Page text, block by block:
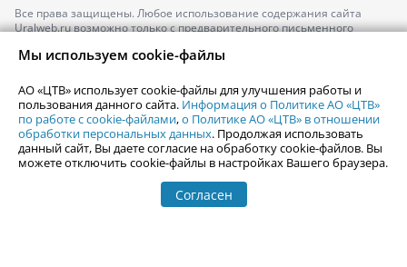
Все права защищены. Любое использование содержания сайта
Uralweb.ru возможно только с предварительного письменного
По вопросам размещения рекламы обращайтесь по тел.
По вопросам размещения информации в разделе «Афиша»
afisha@uralweb.ru
Пользовательское соглашение на использование сайта
Политика АО «ЦТВ» в отношении обработки персональных данных
Мы используем cookie-файлы
АО «ЦТВ» использует cookie-файлы для улучшения работы и
пользования данного сайта. Информация о Политике АО «ЦТВ»
по работе с cookie-файлами,о Политике АО «ЦТВ» в отношении
обработки персональных данных. Продолжая использовать
данный сайт, Вы даете согласие на обработку cookie-файлов. Вы
можете отключить cookie-файлы в настройках Вашего браузера.
Согласен